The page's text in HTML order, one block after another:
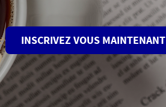
INSCRIVEZ VOUS MAINTENANT